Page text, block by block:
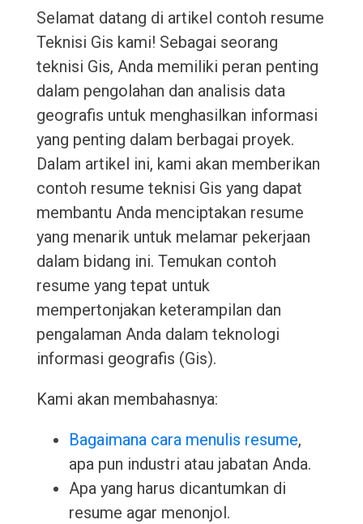
Selamat datang di artikel contoh resume
Teknisi Gis kami! Sebagai seorang
teknisi Gis, Anda memiliki peran penting
dalam pengolahan dan analisis data
geografis untuk menghasilkan informasi
yang penting dalam berbagai proyek.
Dalam artikel ini, kami akan memberikan
contoh resume teknisi Gis yang dapat
membantu Anda menciptakan resume
yang menarik untuk melamar pekerjaan
dalam bidang ini. Temukan contoh
resume yang tepat untuk
mempertonjakan keterampilan dan
pengalaman Anda dalam teknologi
informasi geografis (Gis).
Kami akan membahasnya:
Bagaimana cara menulis resume,
apa pun industri atau jabatan Anda.
Apa yang harus dicantumkan di
resume agar menonjol.